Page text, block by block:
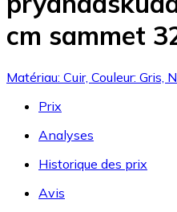
cm sammet
Matériau: Cuir, Couleur: Gris,
Prix
Analyses
Historique des prix
Avis